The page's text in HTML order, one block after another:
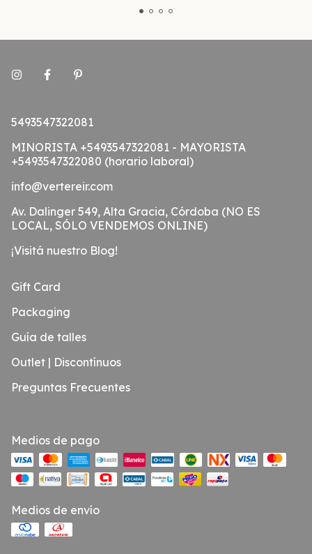
5493547322081
MINORISTA +5493547322081 - MAYORISTA
+5493547322080 (horario laboral)
info@vertereir.com
Av. Dalinger 549, Alta Gracia, Córdoba (NO ES
LOCAL, SÓLO VENDEMOS ONLINE)
¡Visitá nuestro Blog!
Gift Card
Packaging
Guía de talles
Outlet | Discontínuos
Preguntas Frecuentes
Medios de pago
Medios de envío